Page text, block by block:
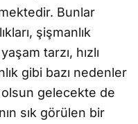
Bunlar
şişmanlık
tarzı, hızlı
gibi bazı nedenler
gelecekte de
sık görülen bir